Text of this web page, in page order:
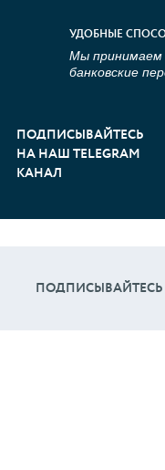
УДОБНЫЕ
Мы принимаем
банковские
ПОДПИСЫВАЙТЕСЬ
НА НАШ TELEGRAM
КАНАЛ